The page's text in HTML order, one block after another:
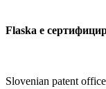
Flaska е
Slovenian patent